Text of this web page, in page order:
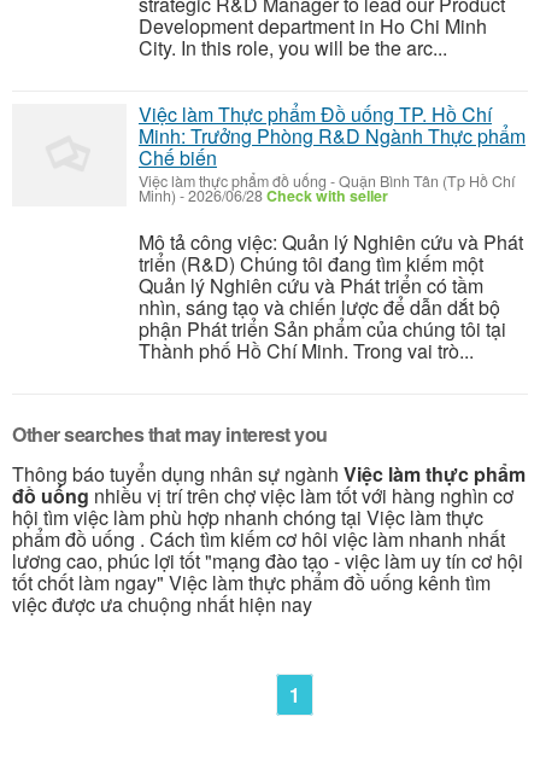
Development department in Ho Chi Minh
City. In this role, you will be the arc...
Việc làm Thực phẩm Đồ uống TP. Hồ Chí
Minh: Trưởng Phòng R&D Ngành Thực phẩm
Chế biến
Việc làm thực phẩm đồ uống -Quận Bình Tân (Tp Hồ Chí
Minh) -2026/06/28Check with seller
Mô tả công việc: Quản lý Nghiên cứu và Phát
triển (R&D) Chúng tôi đang tìm kiếm một
Quản lý Nghiên cứu và Phát triển có tầm
nhìn, sáng tạo và chiến lược để dẫn dắt bộ
phận Phát triển Sản phẩm của chúng tôi tại
Thành phố Hồ Chí Minh. Trong vai trò...
Other searches that may interest you
Thông báo tuyển dụng nhân sự ngành Việc làm thực phẩm
đồ uống nhiều vị trí trên chợ việc làm tốt với hàng nghìn cơ
hội tìm việc làm phù hợp nhanh chóng tại Việc làm thực
phẩm đồ uống . Cách tìm kiếm cơ hôi việc làm nhanh nhất
lương cao, phúc lợi tốt "mạng đào tạo - việc làm uy tín cơ hội
tốt chốt làm ngay" Việc làm thực phẩm đồ uống kênh tìm
việc được ưa chuộng nhất hiện nay
1